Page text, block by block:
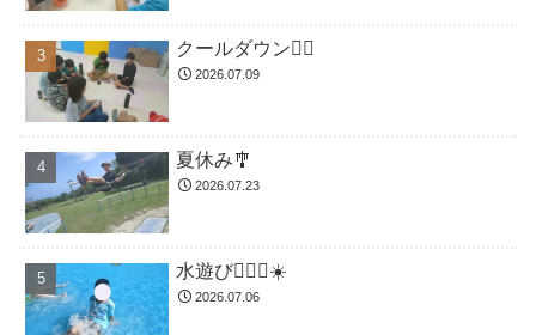
クールダウン😮‍💨
2026.07.09
夏休み🎐
2026.07.23
水遊び🏊🏻‍♂️☀️
2026.07.06